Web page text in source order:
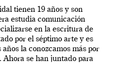
tienen 19 años y son
estudia comunicación
en la escritura de
por el séptimo arte y es
la conozcamos más por
Ahora se han juntado para